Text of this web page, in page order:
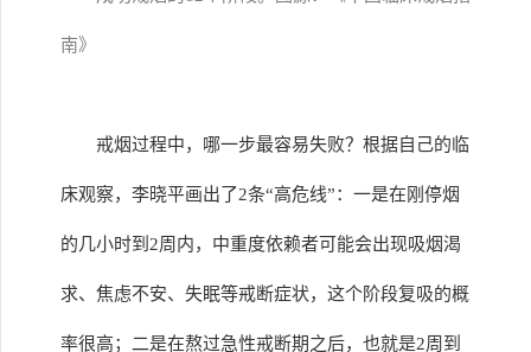
南》
戒烟过程中，哪一步最容易失败？根据自己的临
床观察，李晓平画出了2条“高危线”：一是在刚停烟
的几小时到2周内，中重度依赖者可能会出现吸烟渴
求、焦虑不安、失眠等戒断症状，这个阶段复吸的概
率很高；二是在熬过急性戒断期之后，也就是2周到